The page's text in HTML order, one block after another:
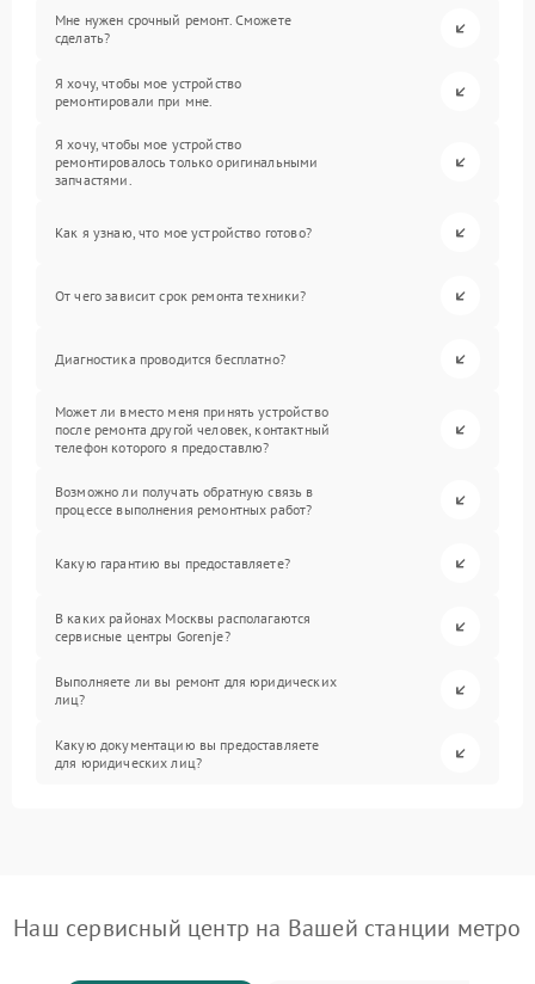
Мне нужен срочный ремонт. Сможете
сделать?
Я хочу, чтобы мое устройство
ремонтировали при мне.
Я хочу, чтобы мое устройство
ремонтировалось только оригинальными
запчастями.
Как я узнаю, что мое устройство готово?
От чего зависит срок ремонта техники?
Диагностика проводится бесплатно?
Может ли вместо меня принять устройство
после ремонта другой человек, контактный
телефон которого я предоставлю?
Возможно ли получать обратную связь в
процессе выполнения ремонтных работ?
Какую гарантию вы предоставляете?
В каких районах Москвы располагаются
сервисные центры Gorenje?
Выполняете ли вы ремонт для юридических
лиц?
Какую документацию вы предоставляете
для юридических лиц?
Наш сервисный центр на Вашей станции метро